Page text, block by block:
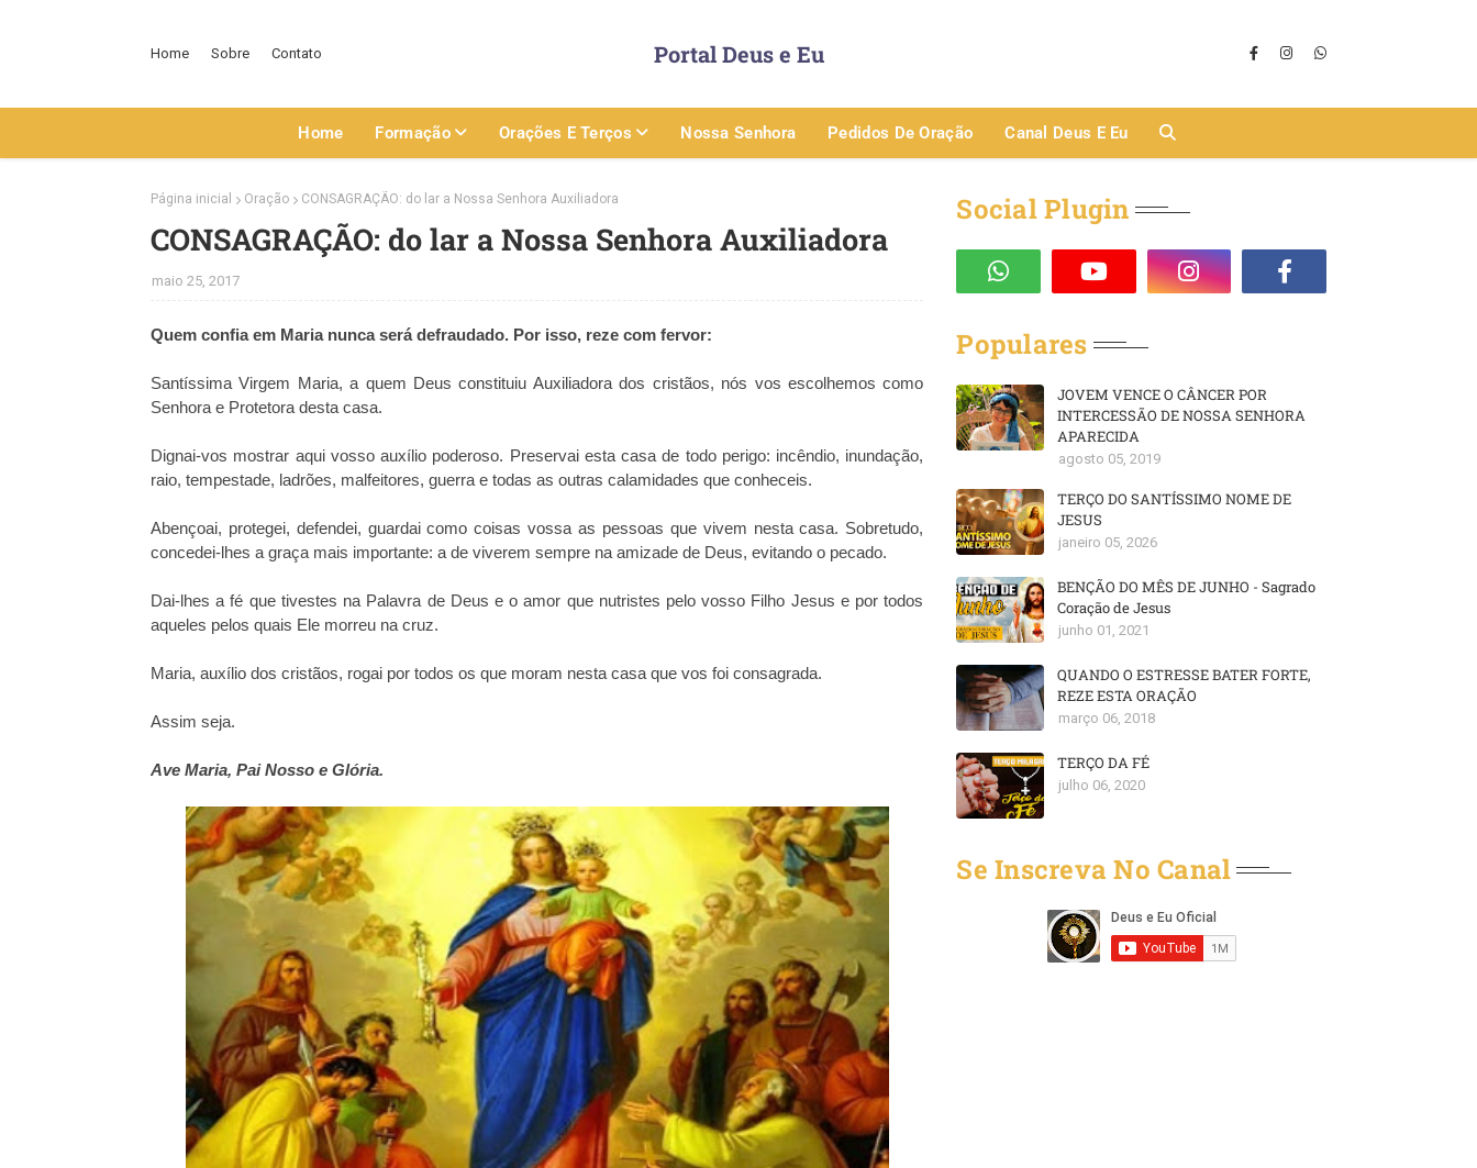
Home Sobre Contato Portal Deus e Eu
Home Formação Orações E Terços Nossa Senhora Pedidos De Oração Canal Deus E Eu
Página inicial Oração CONSAGRAÇÃO: do lar a Nossa Senhora Auxiliadora
CONSAGRAÇÃO: do lar a Nossa Senhora Auxiliadora
maio 25, 2017
Quem confia em Maria nunca será defraudado. Por isso, reze com fervor:
Santíssima Virgem Maria, a quem Deus constituiu Auxiliadora dos cristãos, nós vos escolhemos como
Senhora e Protetora desta casa.
Dignai-vos mostrar aqui vosso auxílio poderoso. Preservai esta casa de todo perigo: incêndio, inundação,
raio, tempestade, ladrões, malfeitores, guerra e todas as outras calamidades que conheceis.
Abençoai, protegei, defendei, guardai como coisas vossa as pessoas que vivem nesta casa. Sobretudo,
concedei-lhes a graça mais importante: a de viverem sempre na amizade de Deus, evitando o pecado.
Dai-lhes a fé que tivestes na Palavra de Deus e o amor que nutristes pelo vosso Filho Jesus e por todos
aqueles pelos quais Ele morreu na cruz.
Maria, auxílio dos cristãos, rogai por todos os que moram nesta casa que vos foi consagrada.
Assim seja.
Ave Maria, Pai Nosso e Glória.
Social Plugin
Populares
JOVEM VENCE O CÂNCER POR
INTERCESSÃO DE NOSSA SENHORA
APARECIDA
agosto 05, 2019
TERÇO DO SANTÍSSIMO NOME DE
JESUS
janeiro 05, 2026
BENÇÃO DO MÊS DE JUNHO - Sagrado
Coração de Jesus
junho 01, 2021
QUANDO O ESTRESSE BATER FORTE,
REZE ESTA ORAÇÃO
março 06, 2018
TERÇO DA FÉ
julho 06, 2020
Se Inscreva No Canal